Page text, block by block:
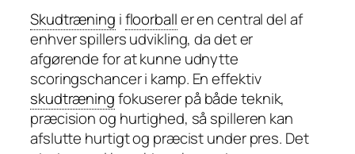
Skudtræning ifloorballer en central del af
enhver spillers udvikling, da det er
afgørende for at kunne udnytte
scoringschancer i kamp. En effektiv
skudtræningfokuserer på både teknik,
præcision og hurtighed, så spilleren kan
afslutte hurtigt og præcist under pres. Det